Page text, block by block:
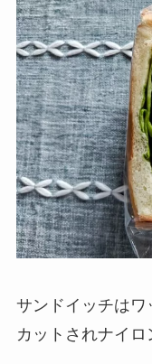
サンドイッチは
カットされナイロ